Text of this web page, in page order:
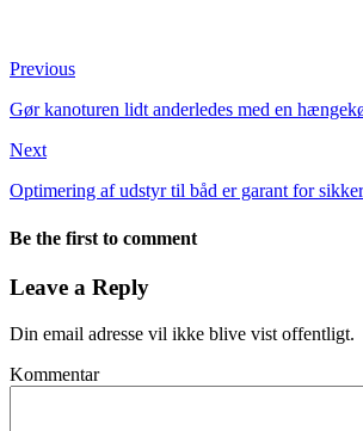
Previous
Gør kanoturen lidt anderledes med en
Next
Optimering af udstyr til båd er garant for
Be the first to comment
Leave a Reply
Din email adresse vil ikke blive vist offentligt.
Kommentar